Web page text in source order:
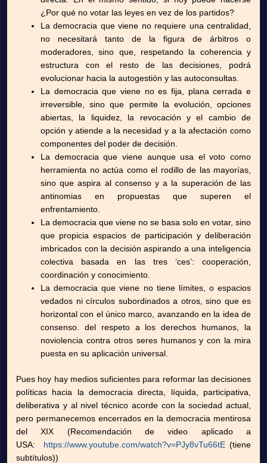
¿Por qué no votar las leyes en vez de los partidos?
La democracia que viene no requiere una centralidad,
no necesitará tanto de la figura de árbitros o
moderadores, sino que, respetando la coherencia y
estructura con el resto de las decisiones, podrá
evolucionar hacia la autogestión y las autoconsultas.
La democracia que viene no es fija, plana cerrada e
irreversible, sino que permite la evolución, opciones
abiertas, la liquidez, la revocación y el cambio de
opción y atiende a la necesidad y a la afectación como
componentes del poder de decisión.
La democracia que viene aunque usa el voto como
herramienta no actúa como el rodillo de las mayorías,
sino que aspira al consenso y a la superación de las
antinomias en propuestas que superen el
enfrentamiento.
La democracia que viene no se basa solo en votar, sino
que propicia espacios de participación y deliberación
imbricados con la decisión aspirando a una inteligencia
colectiva basada en las tres ‘ces’: cooperación,
coordinación y conocimiento.
La democracia que viene no tiene límites, o espacios
vedados ni círculos subordinados a otros, sino que es
horizontal con el único marco, avanzando en la idea de
consenso. del respeto a los derechos humanos, la
noviolencia contra otros seres humanos y con la mira
puesta en su aplicación universal.
Pues hoy hay medios suficientes para reformar las decisiones
políticas hacia la democracia directa, líquida, participativa,
deliberativa y al nivel técnico acorde con la sociedad actual,
pero permanecemos encerrados en la democracia mentirosa
del XIX (Recomendación de video aplicado a
USA: https://www.youtube.com/watch?v=PJy8vTu66tE (tiene
subtítulos))